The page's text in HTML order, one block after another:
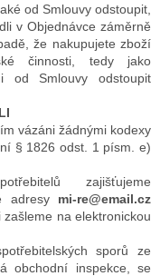
od Smlouvy odstoupit,
v Objednávce záměrně
že nakupujete zboží
činnosti, tedy jako
od Smlouvy odstoupit
vázáni žádnými kodexy
§ 1826 odst. 1 písm. e)
zajišťujeme
adresy mi-re@email.cz
na elektronickou
sporů ze
obchodní inspekce, se